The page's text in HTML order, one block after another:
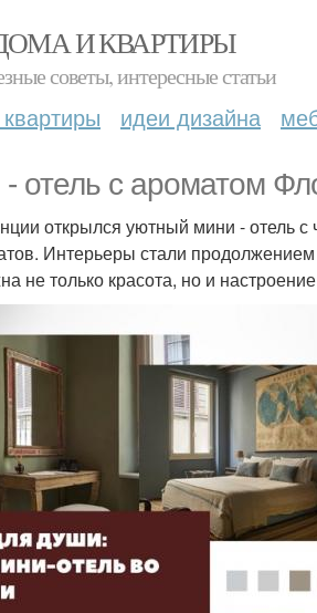
И КВАРТИРЫ
советы, интересные статьи
идеи дизайна
отель с ароматом
открылся уютный мини - отель
Интерьеры стали
только красота, но и